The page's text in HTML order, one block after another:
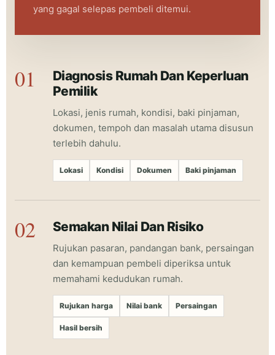
yang gagal selepas pembeli ditemui.
Diagnosis Rumah Dan Keperluan
Pemilik
Lokasi, jenis rumah, kondisi, baki pinjaman,
dokumen, tempoh dan masalah utama disusun
terlebih dahulu.
Lokasi Kondisi Dokumen Baki pinjaman
Semakan Nilai Dan Risiko
Rujukan pasaran, pandangan bank, persaingan
dan kemampuan pembeli diperiksa untuk
memahami kedudukan rumah.
Rujukan harga Nilai bank Persaingan
Hasil bersih